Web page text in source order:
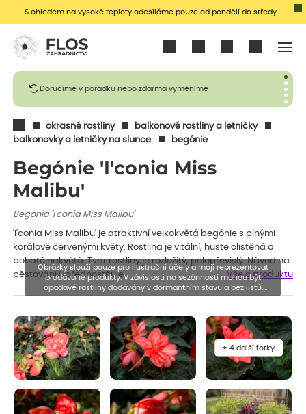
S ohledem na vysoké teploty odesíláme pouze od pondělí do středy
Doručíme v pořádku nebo zdarma vyměníme
okrasné rostliny
balkonové rostliny a letničky
balkonovky a letničky na slunce
begónie
Begónie 'I'conia Miss
Malibu'
Begonia 'I'conia Miss Malibu'
'I'conia Miss Malibu' je atraktivní velkokvětá begónie s plnými
korálově červenými květy. Rostlina je vitální, hustě olistěná a
bohatě nakvétá. Tvar rostliny je rozložitý, polopřevislý. Návod na
pěstování:Upřednostňuje…
Vše o produktu
Obrázky slouží pouze pro ilustrační účely a mají reprezentovat
prodávané produkty. V závislosti na sezónnosti mohou být
opadavé rostliny dodávány v dormantním stavu a bez listů.
Rostliny mohou být také sestřiženy níže, než je uvedená výška,
+ 4 další fotky